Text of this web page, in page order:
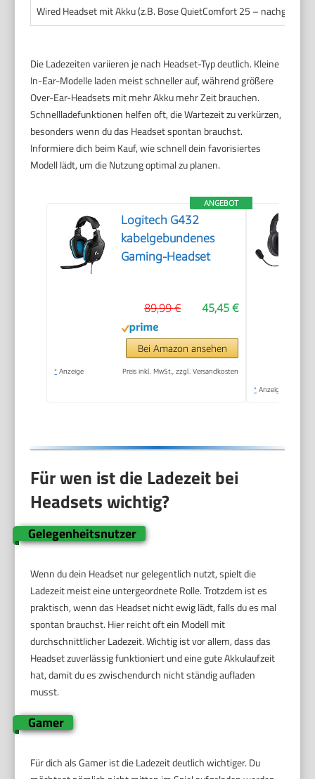
Wired Headset mit Akku (z.B. Bose QuietComfort 25 –
Die Ladezeiten variieren je nach Headset-Typ deutlich. Kleine
In-Ear-Modelle laden meist schneller auf, während größere
Over-Ear-Headsets mit mehr Akku mehr Zeit brauchen.
Schnellladefunktionen helfen oft, die Wartezeit zu verkürzen,
besonders wenn du das Headset spontan brauchst.
Informiere dich beim Kauf, wie schnell dein favorisiertes
Modell lädt, um die Nutzung optimal zu planen.
ANGEBOT
Logitech G432
kabelgebundenes
Gaming-Headset
45,45 €
89,99 €
Bei Amazon ansehen
* Anzeige Preis inkl. MwSt., zzgl. Versandkosten
* Anzeige
Für wen ist die Ladezeit bei
Headsets wichtig?
Gelegenheitsnutzer
Wenn du dein Headset nur gelegentlich nutzt, spielt die
Ladezeit meist eine untergeordnete Rolle. Trotzdem ist es
praktisch, wenn das Headset nicht ewig lädt, falls du es mal
spontan brauchst. Hier reicht oft ein Modell mit
durchschnittlicher Ladezeit. Wichtig ist vor allem, dass das
Headset zuverlässig funktioniert und eine gute Akkulaufzeit
hat, damit du es zwischendurch nicht ständig aufladen
musst.
Gamer
Für dich als Gamer ist die Ladezeit deutlich wichtiger. Du